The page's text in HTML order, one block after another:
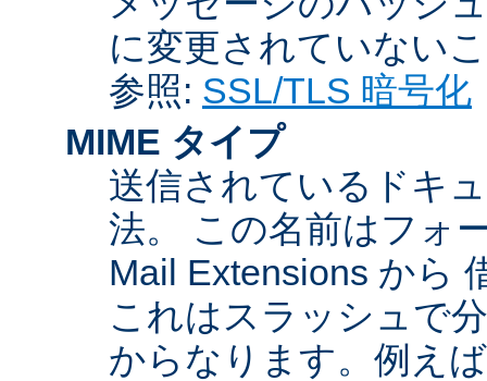
に変更されていない
参照: SSL/TLS 暗号化
MIME タイプ
送信されているドキ
法。 この名前はフォ
Mail Extensions から
これはスラッシュで
からなります。例え